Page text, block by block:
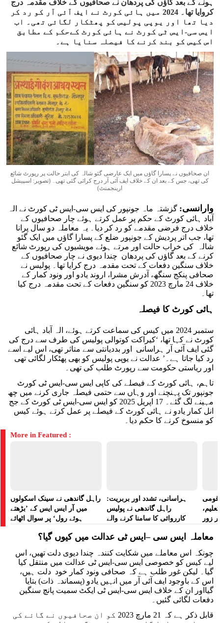
ہونے کے بعد گاؤں کی پردھان نے صحافیوں کے خلاف مقدمہ درج
کروایا تھا۔ 2024 میں ہائی کورٹ نے ایف آئی آر کو رد کر
دیا تھا اور یوپی پولیس کو پھٹکار لگائی تھی۔ اب
ایس سی-ایس ٹی کورٹ نے ہائی کورٹ کےحکم کے مطابق
اس کیس کو بند کرنے کا فیصلہ سنایا ہے۔
ان صحافیوں نے پسارا گاؤں میں ایک عارضی گئو شالہ کی ابتر حالت پر رپورٹ شائع
کی تھی، جس کے بعد ان کے خلاف ایف آئی آر درج کرائی گئی تھی۔ (تصویر: اسپیشل
ارینجمنٹ)
وارانسی: گزشتہ ماہ جونپور کی ایس سی-ایس ٹی کورٹ نے الہ
آباد ہائی کورٹ کے حکم پر عمل کرتے ہوئے چار صحافیوں کے
خلاف درج فرضی مقدمے کو رد کر دیا۔ یہ معاملہ دو سال پرانا
تھا، جب اتر پردیش کے جونپور ضلع کے پسارا گاؤں میں ایک گئو
شالہ کی خراب حالت اور مرتے ہوئے مویشیوں کی رپورٹ شائع
کرنے کے بعد گاؤں کی پردھان چندا دیوی نے چار صحافیوں کے
خلاف سنگین دفعات کے تحت مقدمہ درج کرایا تھا۔ پولیس نے
صحافی پنکج سنگھ، آدرش مشرا، اروند یادو اور ونود کمار کے
خلاف 24 مارچ 2023 کو سنگین دفعات کے تحت مقدمہ درج کیا
تھا۔
ہائی کورٹ کا فیصلہ
ستمبر 2024 میں کیس کی سماعت کرتے ہوئے، الہ آباد ہائی
کورٹ نے کہا تھا، ‘کیراکت کوتوالی پولیس کی طرف سے درج کی
گئی ایف آئی آر ہراسانی اور بددیانتی سے متاثر تھی، اس لیے اسے
رد کیا جاتا ہے۔’ عدالت نے یوپی پولیس کو بھی پھٹکار لگائی تھی
اور ریاستی حکومت سے رپورٹ طلب کی تھی۔
تاہم، ہائی کورٹ کے فیصلے کی کاپی ایس سی-ایس ٹی کورٹ
جونپور تک پہنچنے اور وہاں سے حتمی فیصلہ جاری کرنے میں چھ
مہینے لگ گئے۔ 17 اپریل 2025 کو ایس سی-ایس ٹی کورٹ کے جج
انل کمار یادو نے ہائی کورٹ کے فیصلے پر عمل کرتے ہوئے کیس
کو منسوخ کرنے کا حکم دیا۔
More in Featured :
راہل گاندھی نے سینک اسکولوں
میں آر ایس ایس کے ’بڑھتے
ہوئے رول‘ پر سوال اٹھائے
ہراسانی، تشدد اور بربریت:
راہل گاندھی نے پولیس
کارروائی کا سامنا کرنے والے
قومی
زور
معاملہ ایس سی –ایس ٹی عدالت میں کیوں گیا؟
چونکہ اس معاملے میں شکایت کنندہ چندا دیوی دلت تھیں، اس
لیے کیس کو خصوصی ایس سی-ایس ٹی عدالت میں منتقل کیا
گیا۔ لیکن غور طلب ہے کہ صحافی ونود کمار خود دلت ہیں،
اس کے باوجود ایف آئی آر میں انہیں یادو (پسماندہ ذات) بتایا
گیااور ان کے خلاف ایس سی-ایس ٹی ایکٹ سمیت پانچ سنگین
دفعات لگائی گئیں۔
قابل ذکر ہے کہ 21 مارچ 2023 کو ان صحافیوں نے گائے کی